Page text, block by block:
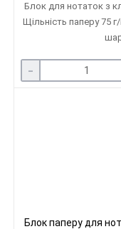
Блок для нотаток з
Щільність паперу 75
-
Блок паперу для